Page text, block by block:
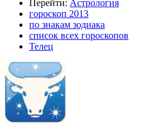
Перейти: Астрология
гороскоп 2013
по знакам зодиака
список всех гороскопов
Телец